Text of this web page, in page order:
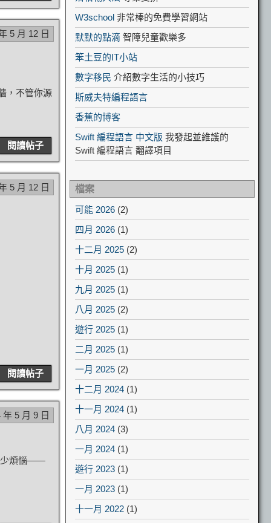
5 月 12 日
，不管你源
閱讀帖子
5 月 12 日
閱讀帖子
年 5 月 9 日
少煩惱——
W3school 非常棒的免費學習網站
默默的點滴 智障兒童歡樂多
笨土豆的IT小站
數字移民 介紹數字生活的小技巧
斯威夫特編程語言
香蕉的博客
Swift 編程語言 中文版 我發起並維護的
Swift 編程語言 翻譯項目
檔案
可能 2026 (2)
四月 2026 (1)
十二月 2025 (2)
十月 2025 (1)
九月 2025 (1)
八月 2025 (2)
遊行 2025 (1)
二月 2025 (1)
一月 2025 (2)
十二月 2024 (1)
十一月 2024 (1)
八月 2024 (3)
一月 2024 (1)
遊行 2023 (1)
一月 2023 (1)
十一月 2022 (1)